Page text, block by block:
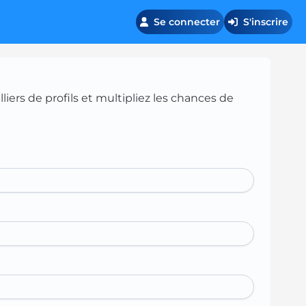
Se connecter S'inscrire
de profils et multipliez les chances de